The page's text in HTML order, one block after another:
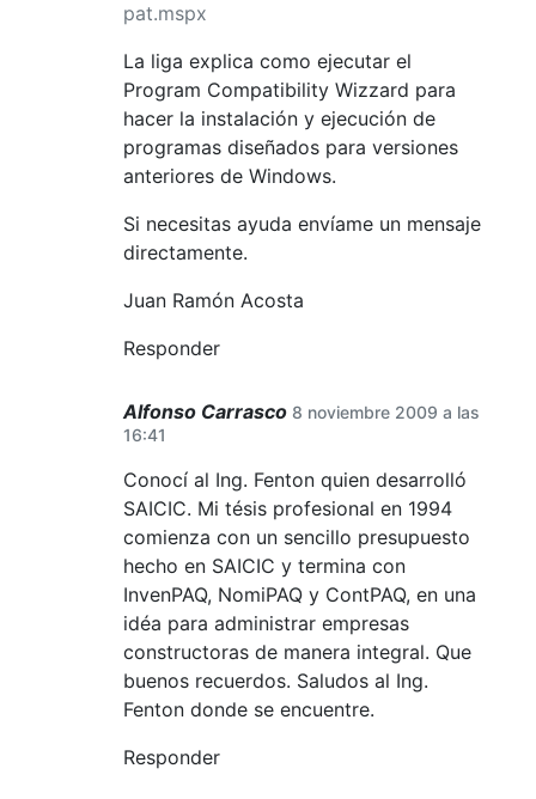
pat.mspx
La liga explica como ejecutar el
Program Compatibility Wizzard para
hacer la instalación y ejecución de
programas diseñados para versiones
anteriores de Windows.
Si necesitas ayuda envíame un mensaje
directamente.
Juan Ramón Acosta
Responder
Alfonso Carrasco 8 noviembre 2009 a las
16:41
Conocí al Ing. Fenton quien desarrolló
SAICIC. Mi tésis profesional en 1994
comienza con un sencillo presupuesto
hecho en SAICIC y termina con
InvenPAQ, NomiPAQ y ContPAQ, en una
idéa para administrar empresas
constructoras de manera integral. Que
buenos recuerdos. Saludos al Ing.
Fenton donde se encuentre.
Responder